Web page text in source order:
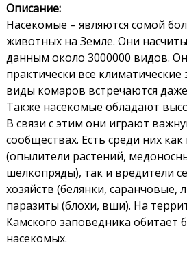
Описание:
Насекомые – являются сомой
животных на Земле. Они
данным около 3000000 видов.
практически все
виды комаров встречаются
Также насекомые обладают
В связи с этим они играют
сообществах. Есть среди них
(опылители растений,
шелкопряды), так и вредители
хозяйств (белянки, саранчовые,
паразиты (блохи, вши). На
Камского заповедника обитает
насекомых.